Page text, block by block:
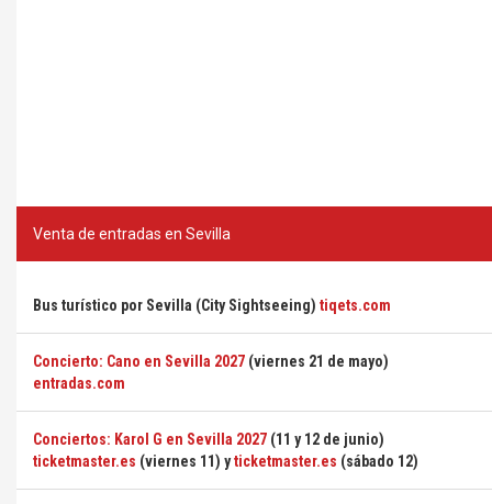
Venta de entradas en Sevilla
Bus turístico por Sevilla (City Sightseeing) tiqets.com
Concierto: Cano en Sevilla 2027 (viernes 21 de mayo)
entradas.com
Conciertos: Karol G en Sevilla 2027 (11 y 12 de junio)
ticketmaster.es (viernes 11) yticketmaster.es (sábado 12)